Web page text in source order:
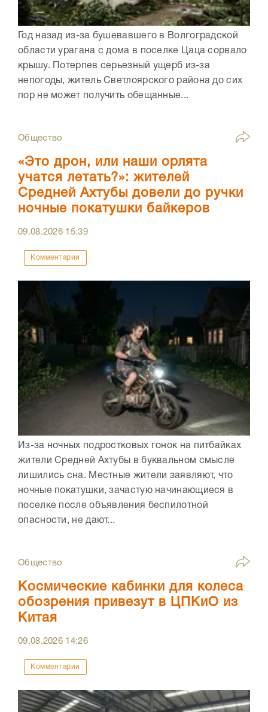
Год назад из-за бушевавшего в Волгоградской
области урагана с дома в поселке Цаца сорвало
крышу. Потерпев серьезный ущерб из-за
непогоды, житель Светлоярского района до сих
пор не может получить обещанные...
Общество
«Это дрон, или наши орлята
учатся летать?»: жителей
Средней Ахтубы довели до ручки
ночные покатушки байкеров
09.08.2026 15:39
Комментарии
Из-за ночных подростковых гонок на питбайках
жители Средней Ахтубы в буквальном смысле
лишились сна. Местные жители заявляют, что
ночные покатушки, зачастую начинающиеся в
поселке после объявления беспилотной
опасности, не дают...
Общество
Космические кабинки для колеса
обозрения привезут в ЦПКиО из
Китая
09.08.2026 14:26
Комментарии